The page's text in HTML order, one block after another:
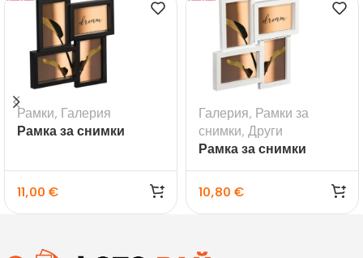
Рамки, Галерия
Рамка за снимки
11,00 €
Галерия, Рамки за
снимки, Други
Рамка за снимки
10,80 €